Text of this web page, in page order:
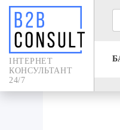
IНТЕРНЕТ
КОНСУЛЬТАНТ
24/7